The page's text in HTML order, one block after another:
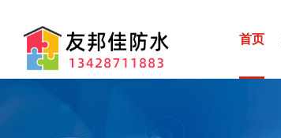
首页